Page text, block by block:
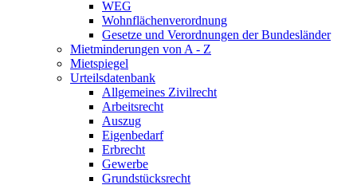
WEG
Wohnflächenverordnung
Gesetze und Verordnungen der Bundesländer
Mietminderungen von A - Z
Mietspiegel
Urteilsdatenbank
Allgemeines Zivilrecht
Arbeitsrecht
Auszug
Eigenbedarf
Erbrecht
Gewerbe
Grundstücksrecht